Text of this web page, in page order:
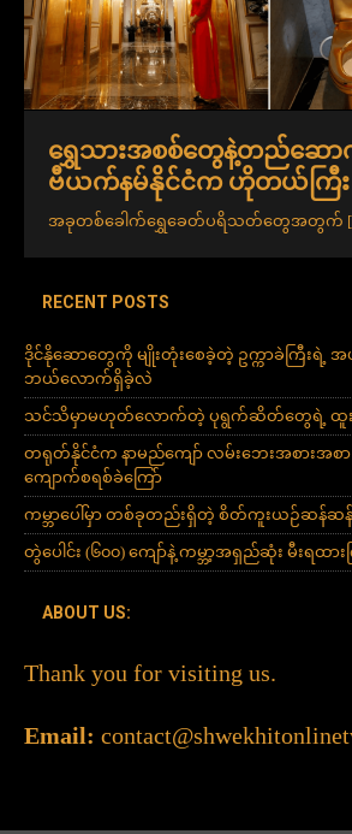
ရွှေသားအစစ်တွေနဲ့တည်ဆေ
ဗီယက်နမ်နိုင်ငံက ဟိုတယ်ကြီး
အခုတစ်ခေါက်ရွှေခေတ်ပရိသတ်တွေအတွက်
RECENT POSTS
ဒိုင်နိုဆောတွေကို မျိုးတုံးစေခဲ့တဲ့ ဥက္ကာခဲကြီးရဲ့ အ
ဘယ်လောက်ရှိခဲ့လဲ
သင်သိမှာမဟုတ်လောက်တဲ့ ပုရွက်ဆိတ်တွေရဲ့ ထူးခြာ
တရုတ်နိုင်ငံက နာမည်ကျော် လမ်းဘေးအစားအစ
ကျောက်စရစ်ခဲကြော်
ကမ္ဘာပေါ်မှာ တစ်ခုတည်းရှိတဲ့ စိတ်ကူးယဉ်ဆန်ဆန်
တွဲပေါင်း (၆၀၀) ကျော်နဲ့ ကမ္ဘာ့အရှည်ဆုံး မီးရထား
ABOUT US:
Thank you for visiting us.
Email: